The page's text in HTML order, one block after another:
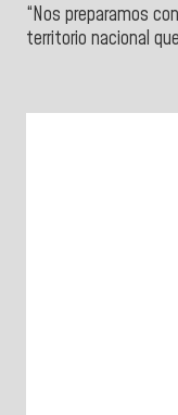
“Nos preparamos
territorio nacional